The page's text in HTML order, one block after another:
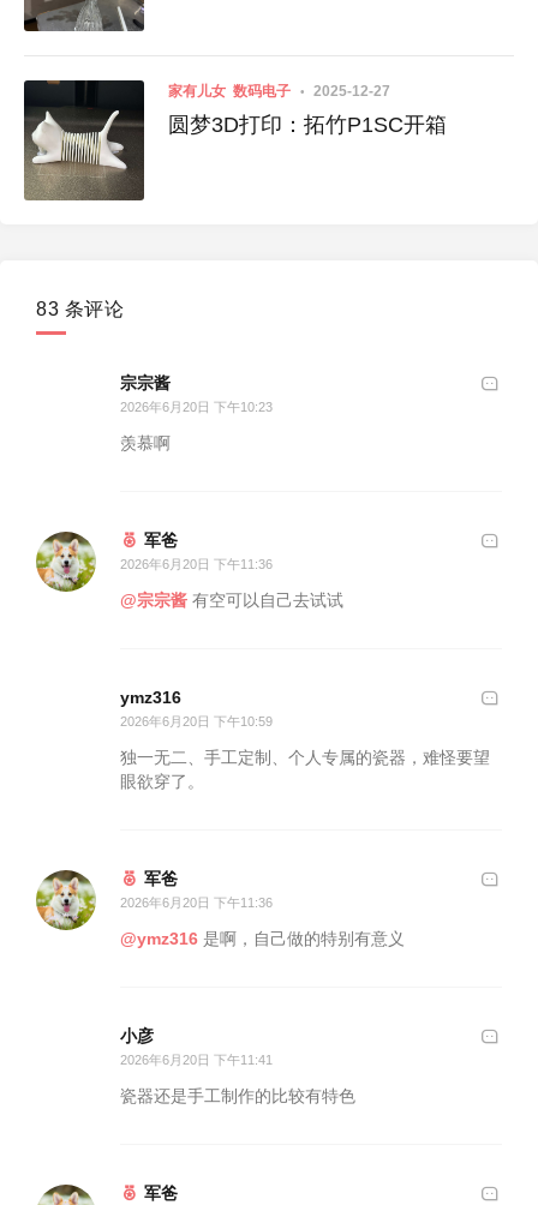
家有儿女 数码电子 2025-12-27
圆梦3D打印：拓竹P1SC开箱
83 条评论
宗宗酱
2026年6月20日 下午10:23
羡慕啊
军爸
2026年6月20日 下午11:36
@宗宗酱 有空可以自己去试试
ymz316
2026年6月20日 下午10:59
独一无二、手工定制、个人专属的瓷器，难怪要望
眼欲穿了。
军爸
2026年6月20日 下午11:36
@ymz316 是啊，自己做的特别有意义
小彦
2026年6月20日 下午11:41
瓷器还是手工制作的比较有特色
军爸